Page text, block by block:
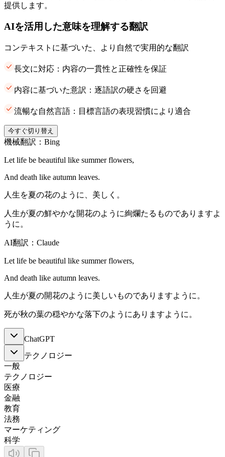
提供します。
AIを活用した意味を理解する翻訳
コンテキストに基づいた、より自然で実用的な翻訳
長文に対応：内容の一貫性と正確性を保証
内容に基づいた意訳：逐語訳の硬さを回避
流暢な自然言語：目標言語の表現習慣により適合
今すぐ切り替え
機械翻訳：Bing
Let life be beautiful like summer flowers,
And death like autumn leaves.
人生を夏の花のように、美しく。
人生が夏の鮮やかな開花のように絢爛たるものでありますよ
うに。
AI翻訳：Claude
Let life be beautiful like summer flowers,
And death like autumn leaves.
人生が夏の開花のように美しいものでありますように。
死が秋の葉の穏やかな落下のようにありますように。
ChatGPT
テクノロジー
一般
テクノロジー
医療
金融
教育
法務
マーケティング
科学